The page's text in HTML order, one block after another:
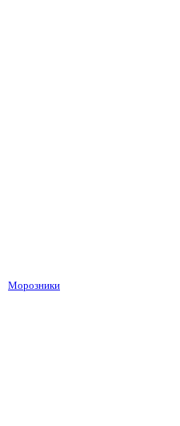
Морозники